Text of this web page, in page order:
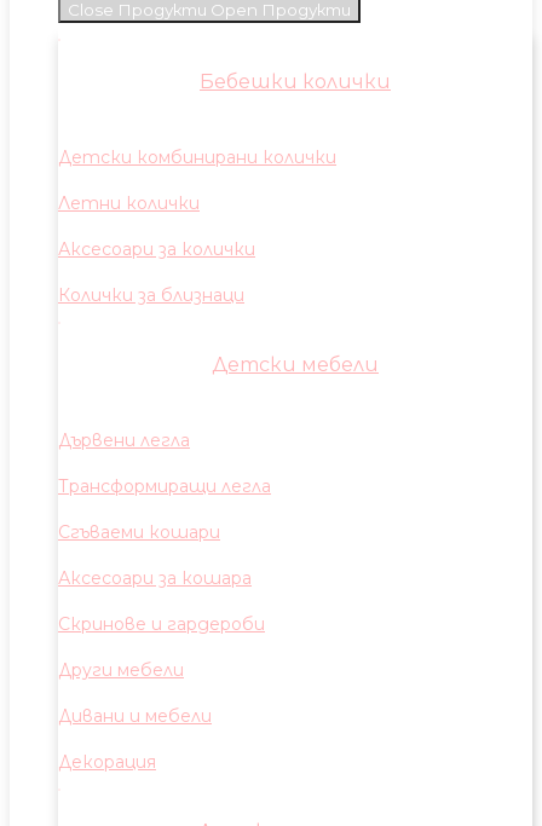
Close Продукти Open Продукти
Бебешки колички
Детски комбинирани колички
Летни колички
Аксесоари за колички
Колички за близнаци
Детски мебели
Дървени легла
Трансформиращи легла
Сгъваеми кошари
Аксесоари за кошара
Скринове и гардероби
Други мебели
Дивани и мебели
Декорация